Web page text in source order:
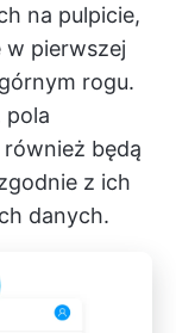
na pulpicie,
w pierwszej
rogu.
pola
będą
z ich
danych.